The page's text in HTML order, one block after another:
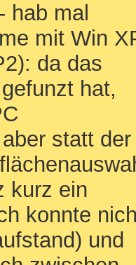
- hab mal
mit Win
da das
hat,
statt der
kurz ein
konnte
und